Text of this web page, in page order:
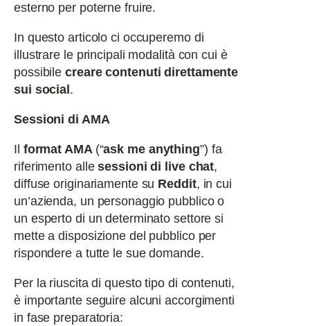
esterno per poterne fruire.
In questo articolo ci occuperemo di
illustrare le principali modalità con cui è
possibilecreare contenuti direttamente
sui social .
Sessioni di AMA
Il format AMA (“ask me anything”) fa
riferimento allesessioni di live chat,
diffuse originariamente su Reddit, in cui
un’azienda, un personaggio pubblico o
un esperto di un determinato settore si
mette a disposizione del pubblico per
rispondere a tutte le sue domande.
Per la riuscita di questo tipo di contenuti,
è importante seguire alcuni accorgimenti
in fase preparatoria: